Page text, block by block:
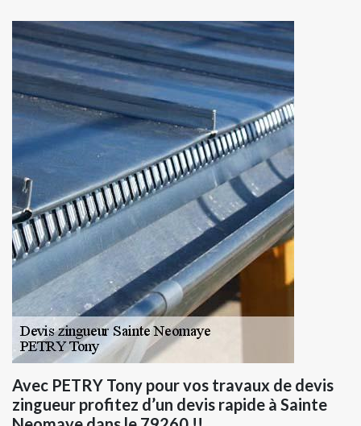
Avec PETRY Tony pour vos travaux de devis
zingueur profitez d’un devis rapide à Sainte